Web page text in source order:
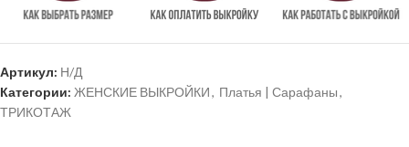
Артикул: Н/Д
Категории: ЖЕНСКИЕ ВЫКРОЙКИ, Платья | Сарафаны,
ТРИКОТАЖ